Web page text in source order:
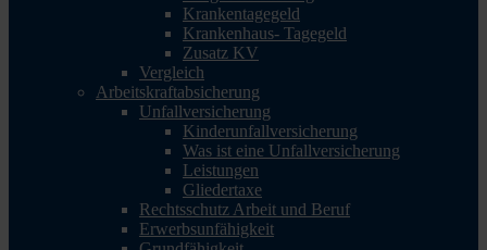
Krankentagegeld
Krankenhaus- Tagegeld
Zusatz KV
Vergleich
Arbeitskraftabsicherung
Unfallversicherung
Kinderunfallversicherung
Was ist eine Unfallversicherung
Leistungen
Gliedertaxe
Rechtsschutz Arbeit und Beruf
Erwerbsunfähigkeit